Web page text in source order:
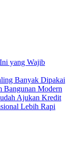
yang Wajib
Banyak Dipakai
Bangunan Modern
Ajukan Kredit
Lebih Rapi